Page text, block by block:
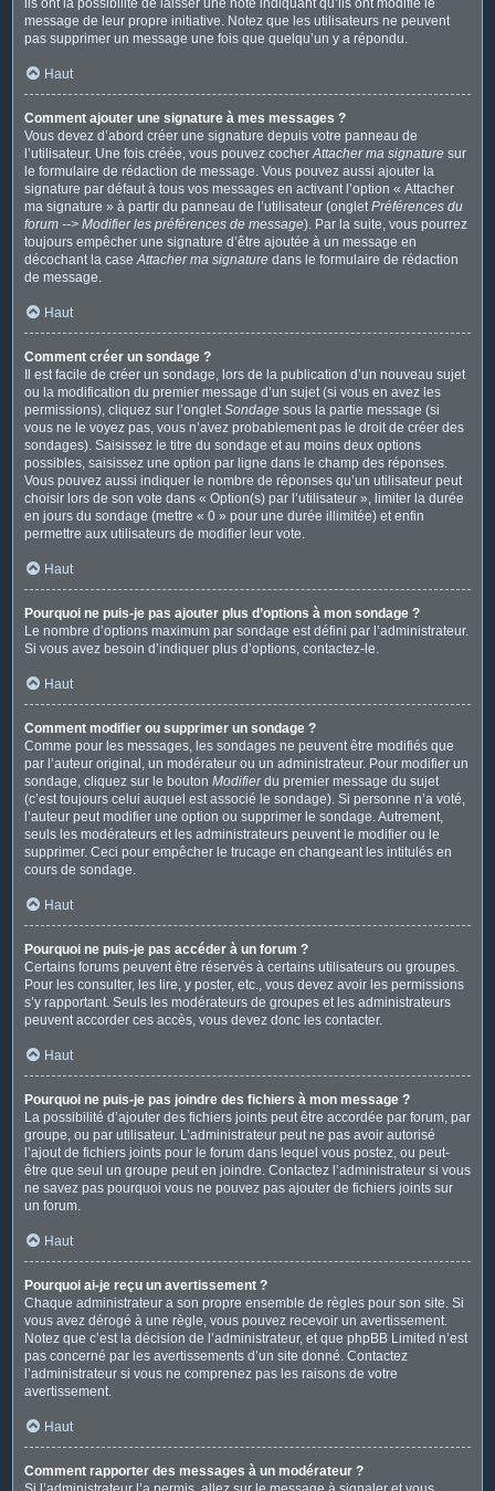
ils ont la possibilité de laisser une note indiquant qu’ils ont modifié le
message de leur propre initiative. Notez que les utilisateurs ne peuvent
pas supprimer un message une fois que quelqu’un y a répondu.
Haut
Comment ajouter une signature à mes messages ?
Vous devez d’abord créer une signature depuis votre panneau de
l’utilisateur. Une fois créée, vous pouvez cocherAttacher ma signature sur
le formulaire de rédaction de message. Vous pouvez aussi ajouter la
signature par défaut à tous vos messages en activant l’option « Attacher
ma signature » à partir du panneau de l’utilisateur (ongletPréférences du
forum --> Modifier les préférences de message). Par la suite, vous pourrez
toujours empêcher une signature d’être ajoutée à un message en
décochant la caseAttacher ma signature dans le formulaire de rédaction
de message.
Haut
Comment créer un sondage ?
Il est facile de créer un sondage, lors de la publication d’un nouveau sujet
ou la modification du premier message d’un sujet (si vous en avez les
permissions), cliquez sur l’ongletSondage sous la partie message (si
vous ne le voyez pas, vous n’avez probablement pas le droit de créer des
sondages). Saisissez le titre du sondage et au moins deux options
possibles, saisissez une option par ligne dans le champ des réponses.
Vous pouvez aussi indiquer le nombre de réponses qu’un utilisateur peut
choisir lors de son vote dans « Option(s) par l’utilisateur », limiter la durée
en jours du sondage (mettre « 0 » pour une durée illimitée) et enfin
permettre aux utilisateurs de modifier leur vote.
Haut
Pourquoi ne puis-je pas ajouter plus d’options à mon sondage ?
Le nombre d’options maximum par sondage est défini par l’administrateur.
Si vous avez besoin d’indiquer plus d’options, contactez-le.
Haut
Comment modifier ou supprimer un sondage ?
Comme pour les messages, les sondages ne peuvent être modifiés que
par l’auteur original, un modérateur ou un administrateur. Pour modifier un
sondage, cliquez sur le bouton Modifierdu premier message du sujet
(c’est toujours celui auquel est associé le sondage). Si personne n’a voté,
l’auteur peut modifier une option ou supprimer le sondage. Autrement,
seuls les modérateurs et les administrateurs peuvent le modifier ou le
supprimer. Ceci pour empêcher le trucage en changeant les intitulés en
cours de sondage.
Haut
Pourquoi ne puis-je pas accéder à un forum ?
Certains forums peuvent être réservés à certains utilisateurs ou groupes.
Pour les consulter, les lire, y poster, etc., vous devez avoir les permissions
s’y rapportant. Seuls les modérateurs de groupes et les administrateurs
peuvent accorder ces accès, vous devez donc les contacter.
Haut
Pourquoi ne puis-je pas joindre des fichiers à mon message ?
La possibilité d’ajouter des fichiers joints peut être accordée par forum, par
groupe, ou par utilisateur. L’administrateur peut ne pas avoir autorisé
l’ajout de fichiers joints pour le forum dans lequel vous postez, ou peut-
être que seul un groupe peut en joindre. Contactez l’administrateur si vous
ne savez pas pourquoi vous ne pouvez pas ajouter de fichiers joints sur
un forum.
Haut
Pourquoi ai-je reçu un avertissement ?
Chaque administrateur a son propre ensemble de règles pour son site. Si
vous avez dérogé à une règle, vous pouvez recevoir un avertissement.
Notez que c’est la décision de l’administrateur, et que phpBB Limited n’est
pas concerné par les avertissements d’un site donné. Contactez
l’administrateur si vous ne comprenez pas les raisons de votre
avertissement.
Haut
Comment rapporter des messages à un modérateur ?